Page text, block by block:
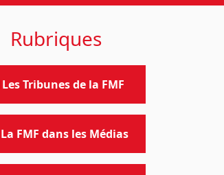
Rubriques
Tribunes de la FMF
FMF dans les Médias